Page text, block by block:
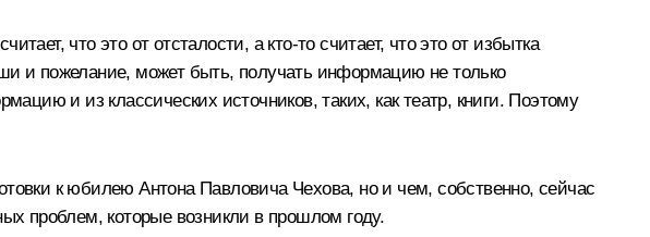
что это от отсталости, а кто‑то считает, что это от избытка
и пожелание, может быть, получать информацию не только
и из классических источников, таких, как театр, книги. Поэтому
к юбилею Антона Павловича Чехова, но и чем, собственно, сейчас
проблем, которые возникли в прошлом году.